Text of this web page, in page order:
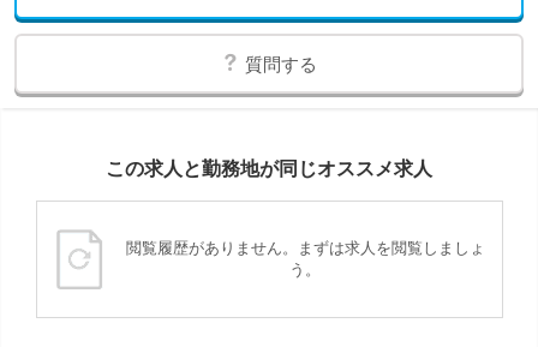
質問する
この求人と勤務地が同じオススメ求人
閲覧履歴がありません。まずは求人を閲覧しましょ
う。